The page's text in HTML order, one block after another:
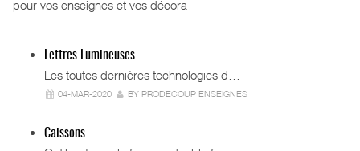
pour vos enseignes et vos décora
Lettres Lumineuses
Les toutes dernières technologies d…
04-MAR-2020 BY PRODECOUP ENSEIGNES
Caissons